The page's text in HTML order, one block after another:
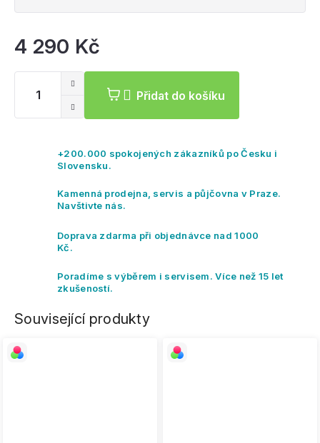
4 290 Kč
Přidat do košíku
+200.000 spokojených zákazníků po Česku i
Slovensku.
Kamenná prodejna, servis a půjčovna v Praze.
Navštivte nás.
Doprava zdarma při objednávce nad 1000
Kč.
Poradíme s výběrem i servisem. Více než 15 let
zkušeností.
Související produkty